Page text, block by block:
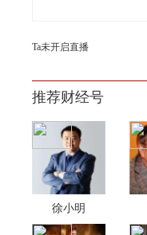
Ta未开启直播
推荐财经号
徐小明